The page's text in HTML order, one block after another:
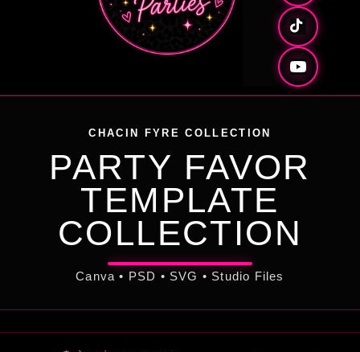
TikTok
YouTube
CHACIN FYRE COLLECTION
PARTY FAVOR
TEMPLATE
COLLECTION
Canva • PSD • SVG • Studio Files